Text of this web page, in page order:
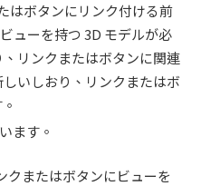
はボタンにリンク付ける前
ューを持つ 3D モデルが必
リンクまたはボタンに関連
いしおり、リンクまたはボ
ます。
クまたはボタンにビューを